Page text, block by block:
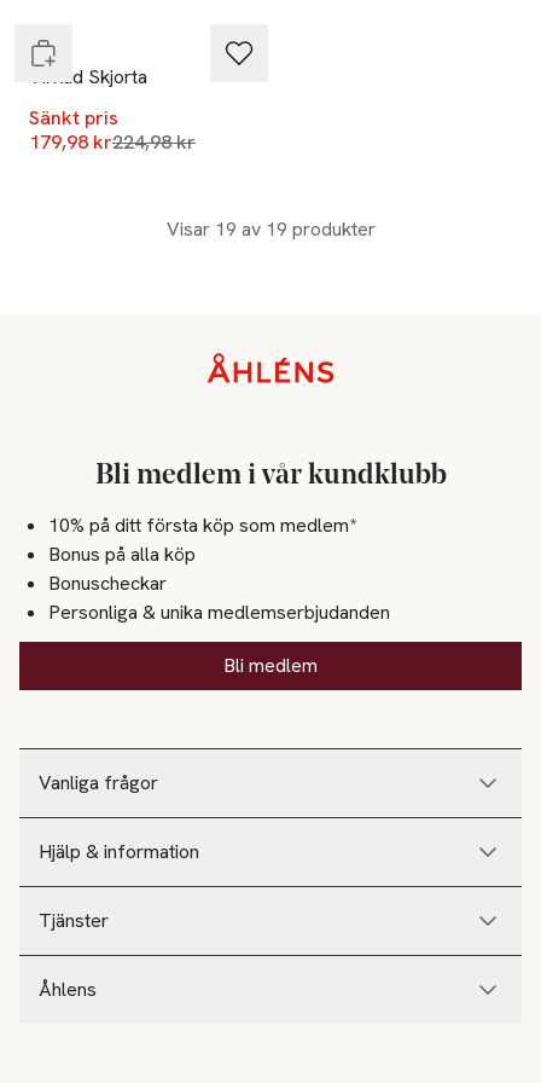
Vila
Virkad Skjorta
Sänkt pris
179,98 krLägsta pris 30 dagar
224,98 kr
Visar 19 av 19 produkter
Vanliga frågor
Hjälp & information
Tjänster
Åhlens
Bli medlem i vår kundklubb
10% på ditt första köp som medlem*
Bonus på alla köp
Bonuscheckar
Personliga & unika medlemserbjudanden
Bli medlem